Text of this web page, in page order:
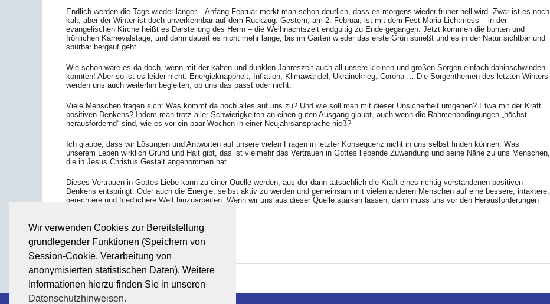
Wir verwenden Cookies zur Bereitstellung
grundlegender Funktionen (Speichern von
Session-Cookie, Verarbeitung von
anonymisierten statistischen Daten). Weitere
Informationen hierzu finden Sie in unseren
Datenschutzhinweisen.
Endlich werden die Tage wieder länger – Anfang Februar merkt man schon deutlich, dass es morgens wieder früher hell wird. Zwar ist es noch
kalt, aber der Winter ist doch unverkennbar auf dem Rückzug. Gestern, am 2. Februar, ist mit dem Fest Maria Lichtmess – in der
evangelischen Kirche heißt es Darstellung des Herrn – die Weihnachtszeit endgültig zu Ende gegangen. Jetzt kommen die bunten und
fröhlichen Karnevalstage, und dann dauert es nicht mehr lange, bis im Garten wieder das erste Grün sprießt und es in der Natur sichtbar und
spürbar bergauf geht.
Wie schön wäre es da doch, wenn mit der kalten und dunklen Jahreszeit auch all unsere kleinen und großen Sorgen einfach dahinschwinden
könnten! Aber so ist es leider nicht. Energieknappheit, Inflation, Klimawandel, Ukrainekrieg, Corona … Die Sorgenthemen des letzten Winters
werden uns auch weiterhin begleiten, ob uns das passt oder nicht.
Viele Menschen fragen sich: Was kommt da noch alles auf uns zu? Und wie soll man mit dieser Unsicherheit umgehen? Etwa mit der Kraft
positiven Denkens? Indem man trotz aller Schwierigkeiten an einen guten Ausgang glaubt, auch wenn die Rahmenbedingungen „höchst
herausfordernd“ sind, wie es vor ein paar Wochen in einer Neujahrsansprache hieß?
Ich glaube, dass wir Lösungen und Antworten auf unsere vielen Fragen in letzter Konsequenz nicht in uns selbst finden können. Was
unserem Leben wirklich Grund und Halt gibt, das ist vielmehr das Vertrauen in Gottes liebende Zuwendung und seine Nähe zu uns Menschen,
die in Jesus Christus Gestalt angenommen hat.
Dieses Vertrauen in Gottes Liebe kann zu einer Quelle werden, aus der dann tatsächlich die Kraft eines richtig verstandenen positiven
Denkens entspringt. Oder auch die Energie, selbst aktiv zu werden und gemeinsam mit vielen anderen Menschen auf eine bessere, intaktere,
gerechtere und friedlichere Welt hinzuarbeiten. Wenn wir uns aus dieser Quelle stärken lassen, dann muss uns vor den Herausforderungen
Zurück